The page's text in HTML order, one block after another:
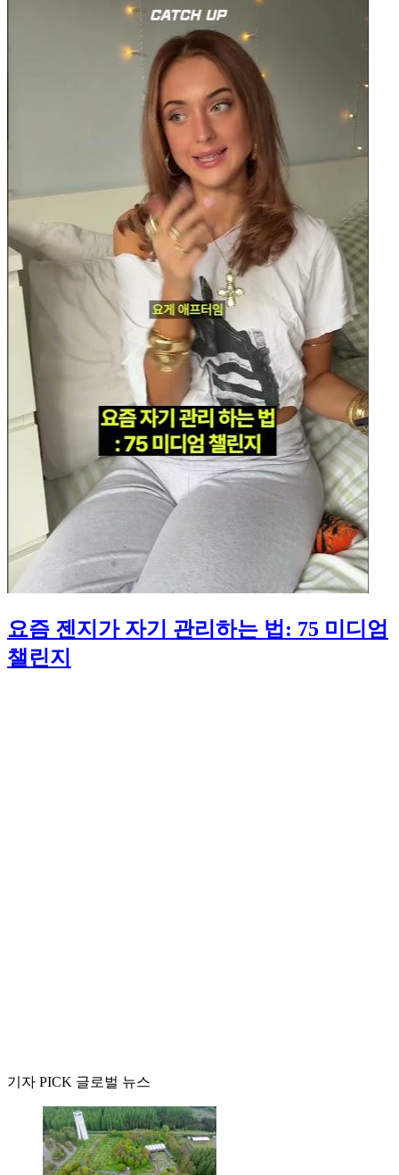
요즘 젠지가 자기 관리하는 법: 75 미디엄
챌린지
기자 PICK 글로벌 뉴스